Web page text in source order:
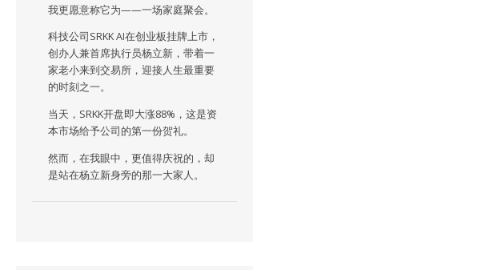
我更愿意称它为——一场家庭聚会。
科技公司SRKK AI在创业板挂牌上市，
创办人兼首席执行员杨立新，带着一
家老小来到交易所，迎接人生最重要
的时刻之一。
当天，SRKK开盘即大涨88%，这是资
本市场给予公司的第一份贺礼。
然而，在我眼中，更值得庆祝的，却
是站在杨立新身旁的那一大家人。